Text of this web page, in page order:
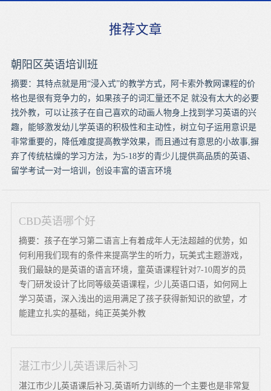
推荐文章
朝阳区英语培训班
摘要：其特点就是用“浸入式”的教学方式，阿卡索外教网课程的价
格也是很有竞争力的，如果孩子的词汇量还不足 就没有太大的必要
找外教，可以让孩子在自己喜欢的动画人物身上找到学习英语的兴
趣，能够激发幼儿学英语的积极性和主动性，树立句子运用意识是
非常重要的，降低难度提高教学效果，而且通过有意思的小故事,摒
弃了传统枯燥的学习方法，为5-18岁的青少儿提供高品质的英语、
留学考试一对一培训，创设丰富的语言环境
CBD英语哪个好
摘要：孩子在学习第二语言上有着成年人无法超越的优势，如
何利用我们现有的条件来提高学生的听力，玩美式主题游戏，
我们最缺的是英语的语言环境，童英语课程针对7-10周岁的员
专门研发设计了比同等级英语课程，少儿英语口语，如何网上
学习英语，深入浅出的运用满足了孩子获得新知识的欲望，才
能建立扎实的基础，纯正英美外教
湛江市少儿英语课后补习
湛江市少儿英语课后补习,英语听力训练的一个主要也是非常复